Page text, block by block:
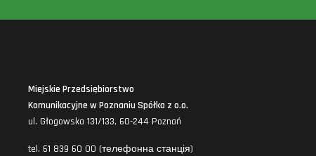
Miejskie Przedsiębiorstwo
Komunikacyjne w Poznaniu Spółka z o.o.
ul. Głogowska 131/133, 60-244 Poznań
tel. 61 839 60 00 (телефонна станція)